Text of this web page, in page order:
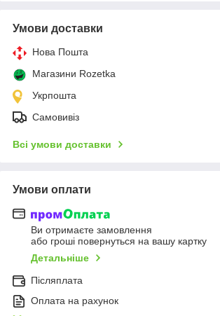
Умови доставки
Нова Пошта
Магазини Rozetka
Укрпошта
Самовивіз
Всі умови доставки
Умови оплати
Ви отримаєте замовлення
або гроші повернуться на вашу картку
Детальніше
Післяплата
Оплата на рахунок